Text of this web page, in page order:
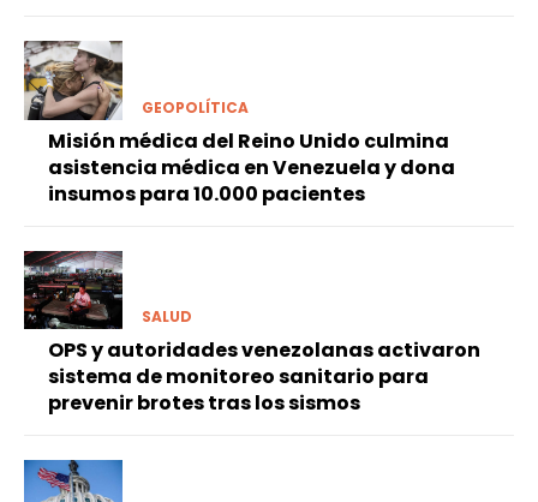
GEOPOLÍTICA
Misión médica del Reino Unido culmina
asistencia médica en Venezuela y dona
insumos para 10.000 pacientes
SALUD
OPS y autoridades venezolanas activaron
sistema de monitoreo sanitario para
prevenir brotes tras los sismos